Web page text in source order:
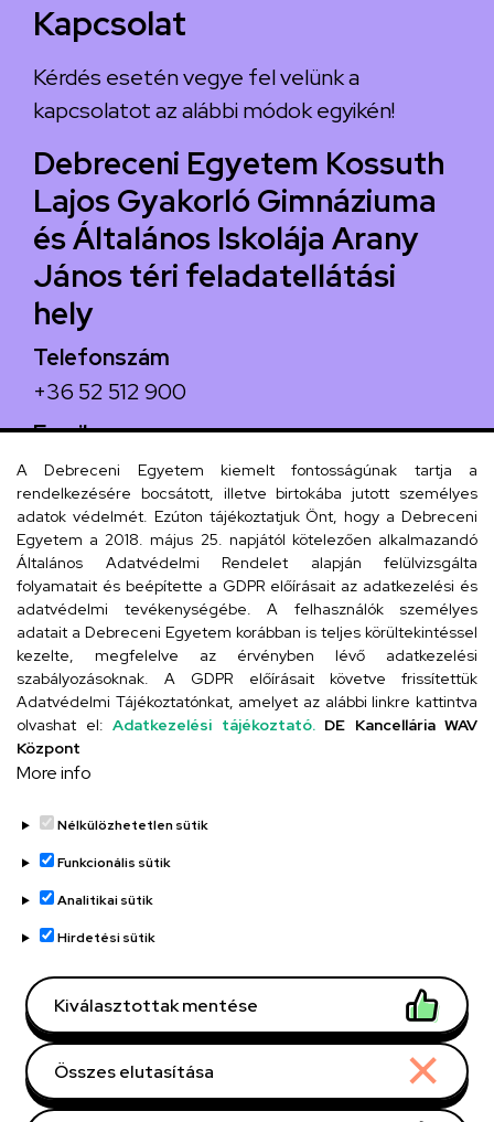
Kapcsolat
Kérdés esetén vegye fel velünk a
kapcsolatot az alábbi módok egyikén!
Debreceni Egyetem Kossuth
Lajos Gyakorló Gimnáziuma
és Általános Iskolája Arany
János téri feladatellátási
hely
Telefonszám
+36 52 512 900
Email
arany.titkarsag@arany-alt.unideb.hu
Cím
4026 Debrecen, Arany János tér 1.
Szervezeti telefonkönyv
UD telefonkönyv
Adatvédelem
Adatvédelem
Régi oldal
Technikai információk
Copyright © 2026 Unideb
A Debreceni Egyetem kiemelt fontosságúnak tartja a
rendelkezésére bocsátott, illetve birtokába jutott személyes
adatok védelmét. Ezúton tájékoztatjuk Önt, hogy a Debreceni
Egyetem a 2018. május 25. napjától kötelezően alkalmazandó
Általános Adatvédelmi Rendelet alapján felülvizsgálta
folyamatait és beépítette a GDPR előírásait az adatkezelési és
adatvédelmi tevékenységébe. A felhasználók személyes
adatait a Debreceni Egyetem korábban is teljes körültekintéssel
kezelte, megfelelve az érvényben lévő adatkezelési
szabályozásoknak. A GDPR előírásait követve frissítettük
Adatvédelmi Tájékoztatónkat, amelyet az alábbi linkre kattintva
olvashat el: Adatkezelési tájékoztató. DE Kancellária WAV
Központ
More info
Nélkülözhetetlen sütik
Funkcionális sütik
Analitikai sütik
Hirdetési sütik
Kiválasztottak mentése
Összes elutasítása